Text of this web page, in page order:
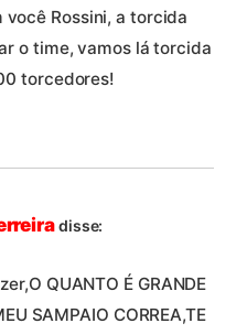
Rossini, a torcida
o time, vamos lá torcida
torcedores!
disse:
QUANTO É GRANDE
SAMPAIO CORREA,TE